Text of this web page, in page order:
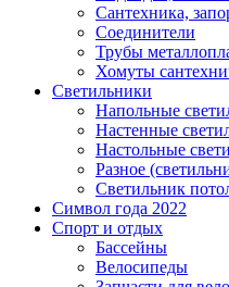
Сантехника,
Соединители
Трубы
Хомуты
Светильники
Напольные
Настенные
Настольные
Разное
Светильник
Символ года 2022
Спорт и отдых
Бассейны
Велосипеды